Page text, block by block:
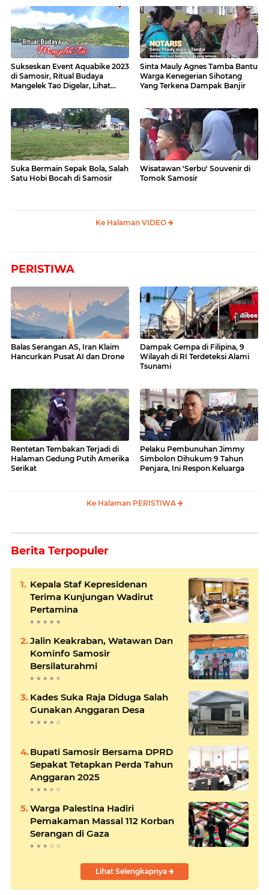
Sukseskan Event Aquabike 2023
di Samosir, Ritual Budaya
Mangelek Tao Digelar, Lihat
Sinta Mauly Agnes Tamba Bantu
Warga Kenegerian Sihotang
Yang Terkena Dampak Banjir
Suka Bermain Sepak Bola, Salah
Satu Hobi Bocah di Samosir
Wisatawan 'Serbu' Souvenir di
Tomok Samosir
Ke Halaman VIDEO
PERISTIWA
Balas Serangan AS, Iran Klaim
Hancurkan Pusat AI dan Drone
Dampak Gempa di Filipina, 9
Wilayah di RI Terdeteksi Alami
Tsunami
Rentetan Tembakan Terjadi di
Halaman Gedung Putih Amerika
Serikat
Pelaku Pembunuhan Jimmy
Simbolon Dihukum 9 Tahun
Penjara, Ini Respon Keluarga
Ke Halaman PERISTIWA
Berita Terpopuler
Kepala Staf Kepresidenan
Terima Kunjungan Wadirut
Pertamina
Jalin Keakraban, Watawan Dan
Kominfo Samosir
Bersilaturahmi
Kades Suka Raja Diduga Salah
Gunakan Anggaran Desa
Bupati Samosir Bersama DPRD
Sepakat Tetapkan Perda Tahun
Anggaran 2025
Warga Palestina Hadiri
Pemakaman Massal 112 Korban
Serangan di Gaza
Lihat Selengkapnya